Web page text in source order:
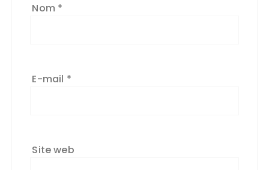
Nom *
E-mail *
Site web